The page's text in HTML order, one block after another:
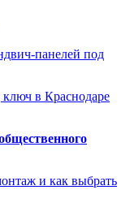
панелей под
ключ в Краснодаре
и как выбрать